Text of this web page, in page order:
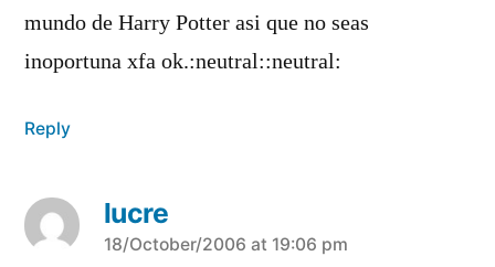
mundo de Harry Potter asi que no seas
inoportuna xfa ok.:neutral::neutral:
Reply
lucre
says:
18/October/2006 at 19:06 pm